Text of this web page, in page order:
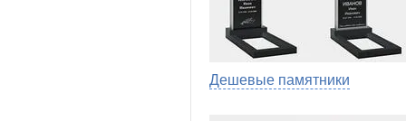
Дешевые памятники